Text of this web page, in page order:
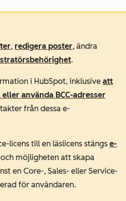
, redigera poster, ändra
.
i HubSpot, inklusive att
använda BCC-adresser
från dessa e-
licens till en läslicens stängs e-
möjligheten att skapa
en Core-, Sales- eller Service-
för användaren.